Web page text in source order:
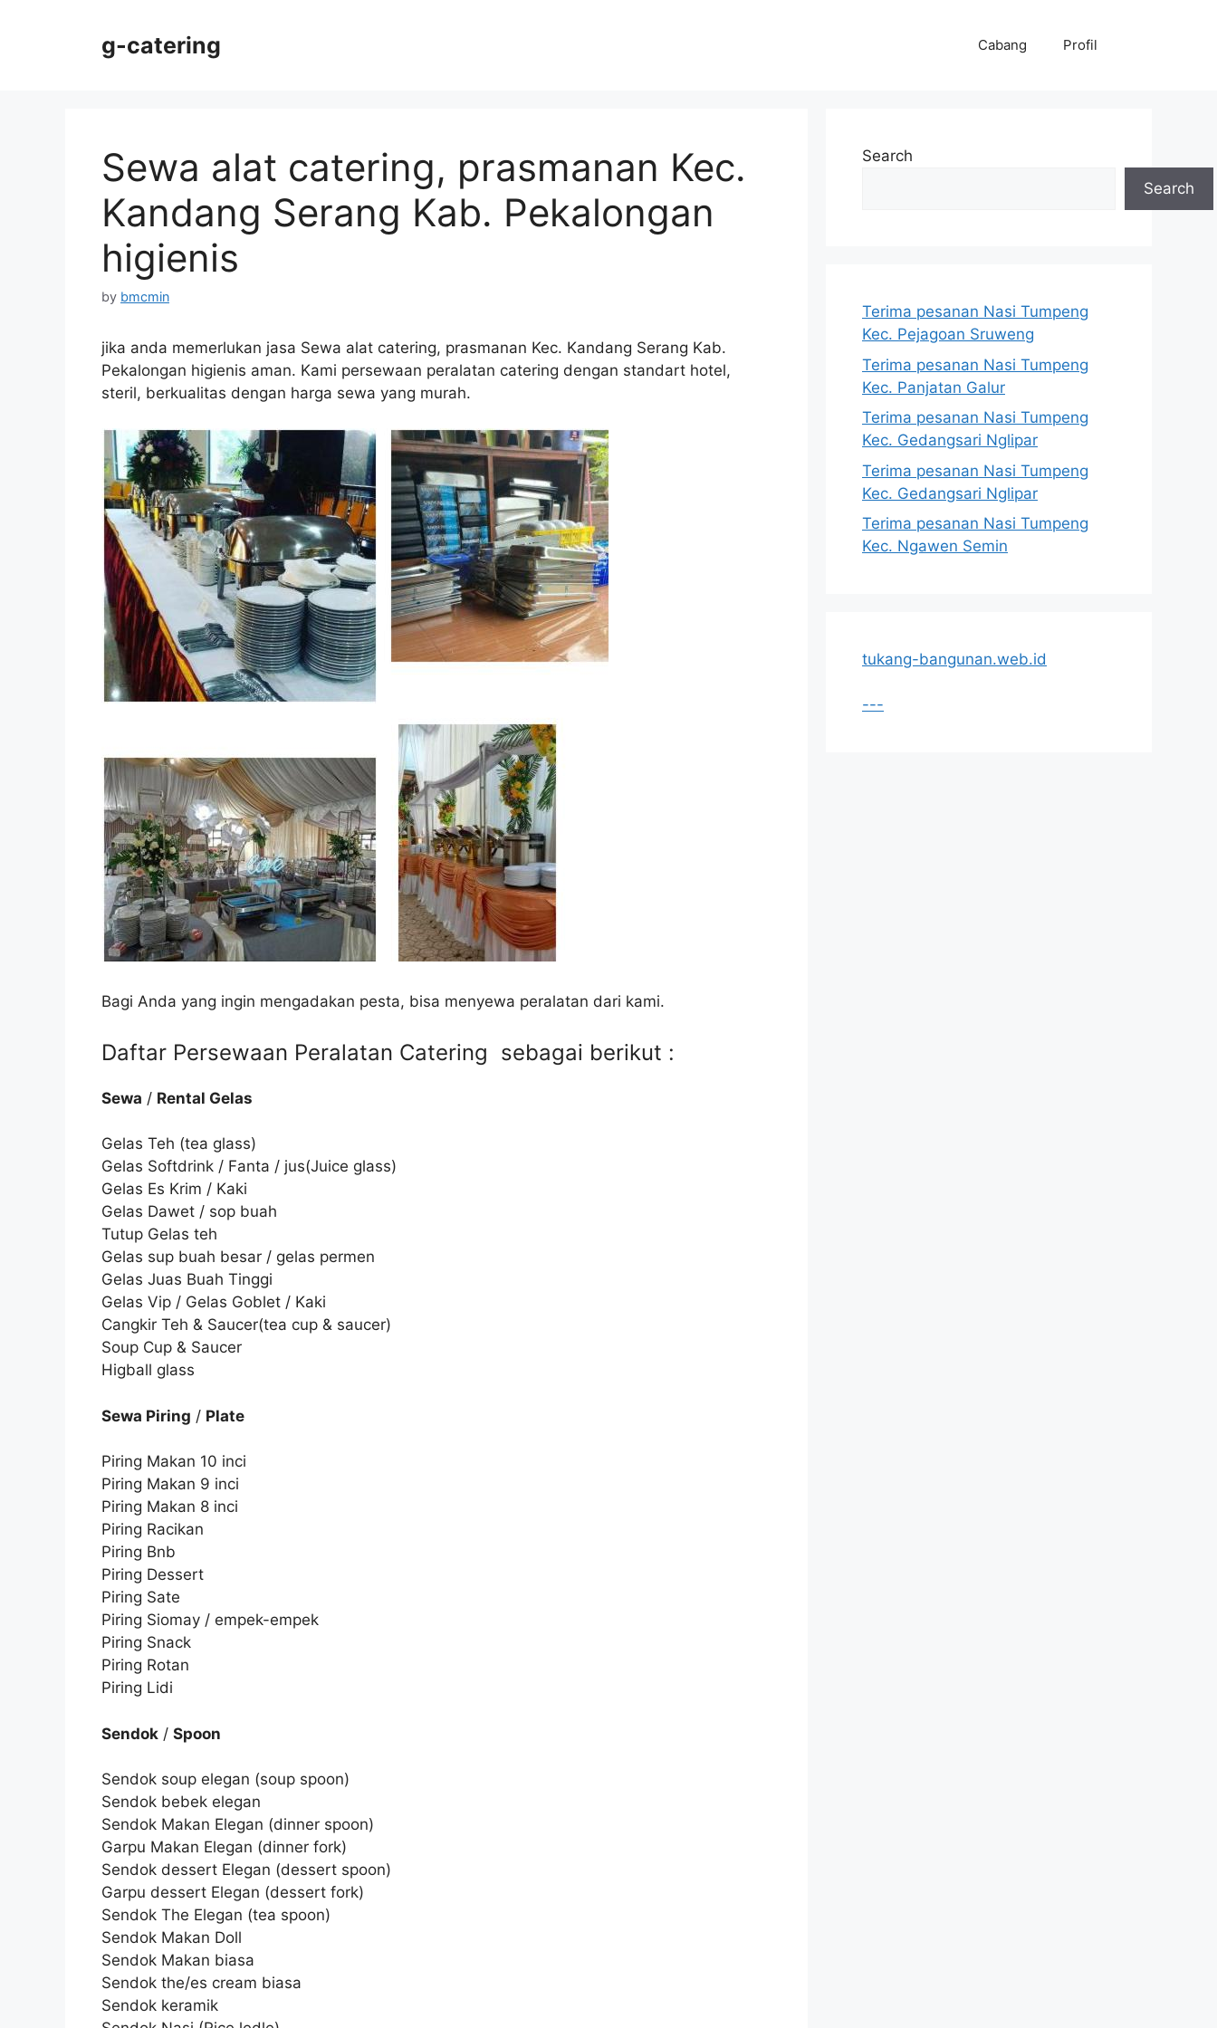
g-catering Cabang Profil
Sewa alat catering, prasmanan Kec.
Kandang Serang Kab. Pekalongan
higienis
by bmcmin
jika anda memerlukan jasa Sewa alat catering, prasmanan Kec. Kandang Serang Kab.
Pekalongan higienis aman. Kami persewaan peralatan catering dengan standart hotel,
steril, berkualitas dengan harga sewa yang murah.
Bagi Anda yang ingin mengadakan pesta, bisa menyewa peralatan dari kami.
Daftar Persewaan Peralatan Catering sebagai berikut :
Sewa / Rental Gelas
Gelas Teh (tea glass)
Gelas Softdrink / Fanta / jus(Juice glass)
Gelas Es Krim / Kaki
Gelas Dawet / sop buah
Tutup Gelas teh
Gelas sup buah besar / gelas permen
Gelas Juas Buah Tinggi
Gelas Vip / Gelas Goblet / Kaki
Cangkir Teh & Saucer(tea cup & saucer)
Soup Cup & Saucer
Higball glass
Sewa Piring / Plate
Piring Makan 10 inci
Piring Makan 9 inci
Piring Makan 8 inci
Piring Racikan
Piring Bnb
Piring Dessert
Piring Sate
Piring Siomay / empek-empek
Piring Snack
Piring Rotan
Piring Lidi
Sendok / Spoon
Sendok soup elegan (soup spoon)
Sendok bebek elegan
Sendok Makan Elegan (dinner spoon)
Garpu Makan Elegan (dinner fork)
Sendok dessert Elegan (dessert spoon)
Garpu dessert Elegan (dessert fork)
Sendok The Elegan (tea spoon)
Sendok Makan Doll
Sendok Makan biasa
Sendok the/es cream biasa
Sendok keramik
Search
Search
Terima pesanan Nasi Tumpeng
Kec. Pejagoan Sruweng
Terima pesanan Nasi Tumpeng
Kec. Panjatan Galur
Terima pesanan Nasi Tumpeng
Kec. Gedangsari Nglipar
Terima pesanan Nasi Tumpeng
Kec. Gedangsari Nglipar
Terima pesanan Nasi Tumpeng
Kec. Ngawen Semin
tukang-bangunan.web.id
---